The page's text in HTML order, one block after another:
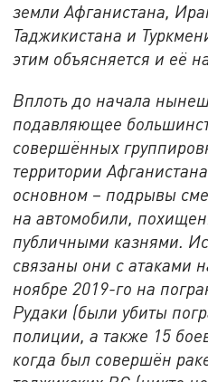
земли Афганистана,
Таджикистана и
этим объясняется и её
Вплоть до начала
подавляющее
совершённых
территории
основном – подрывы
на автомобили,
публичными казнями.
связаны они с атаками
ноябре 2019-го на
Рудаки (были убиты
полиции, а также 15
когда был совершён